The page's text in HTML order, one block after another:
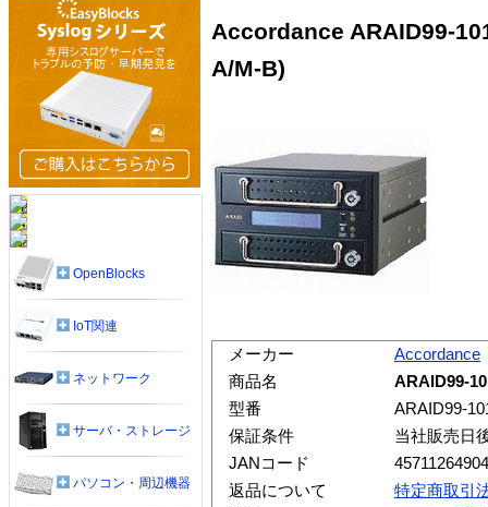
Accordance ARAID99-
A/M-B)
メーカー
Accordance
商品名
ARAID99-
型番
ARAID99-
保証条件
当社販売日
JANコード
返品について
特定商取引
OpenBlocks
IoT関連
ネットワーク
サーバ・ストレージ
パソコン・周辺機器